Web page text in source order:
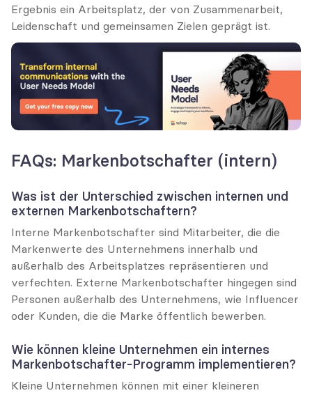
Ergebnis ein Arbeitsplatz, der von Zusammenarbeit,
Leidenschaft und gemeinsamen Zielen geprägt ist.
FAQs: Markenbotschafter (intern)
Was ist der Unterschied zwischen internen und
externen Markenbotschaftern?
Interne Markenbotschafter sind Mitarbeiter, die die
Markenwerte des Unternehmens innerhalb und
außerhalb des Arbeitsplatzes repräsentieren und
verfechten. Externe Markenbotschafter hingegen sind
Personen außerhalb des Unternehmens, wie Influencer
oder Kunden, die die Marke öffentlich bewerben.
Wie können kleine Unternehmen ein internes
Markenbotschafter-Programm implementieren?
Kleine Unternehmen können mit einer kleineren